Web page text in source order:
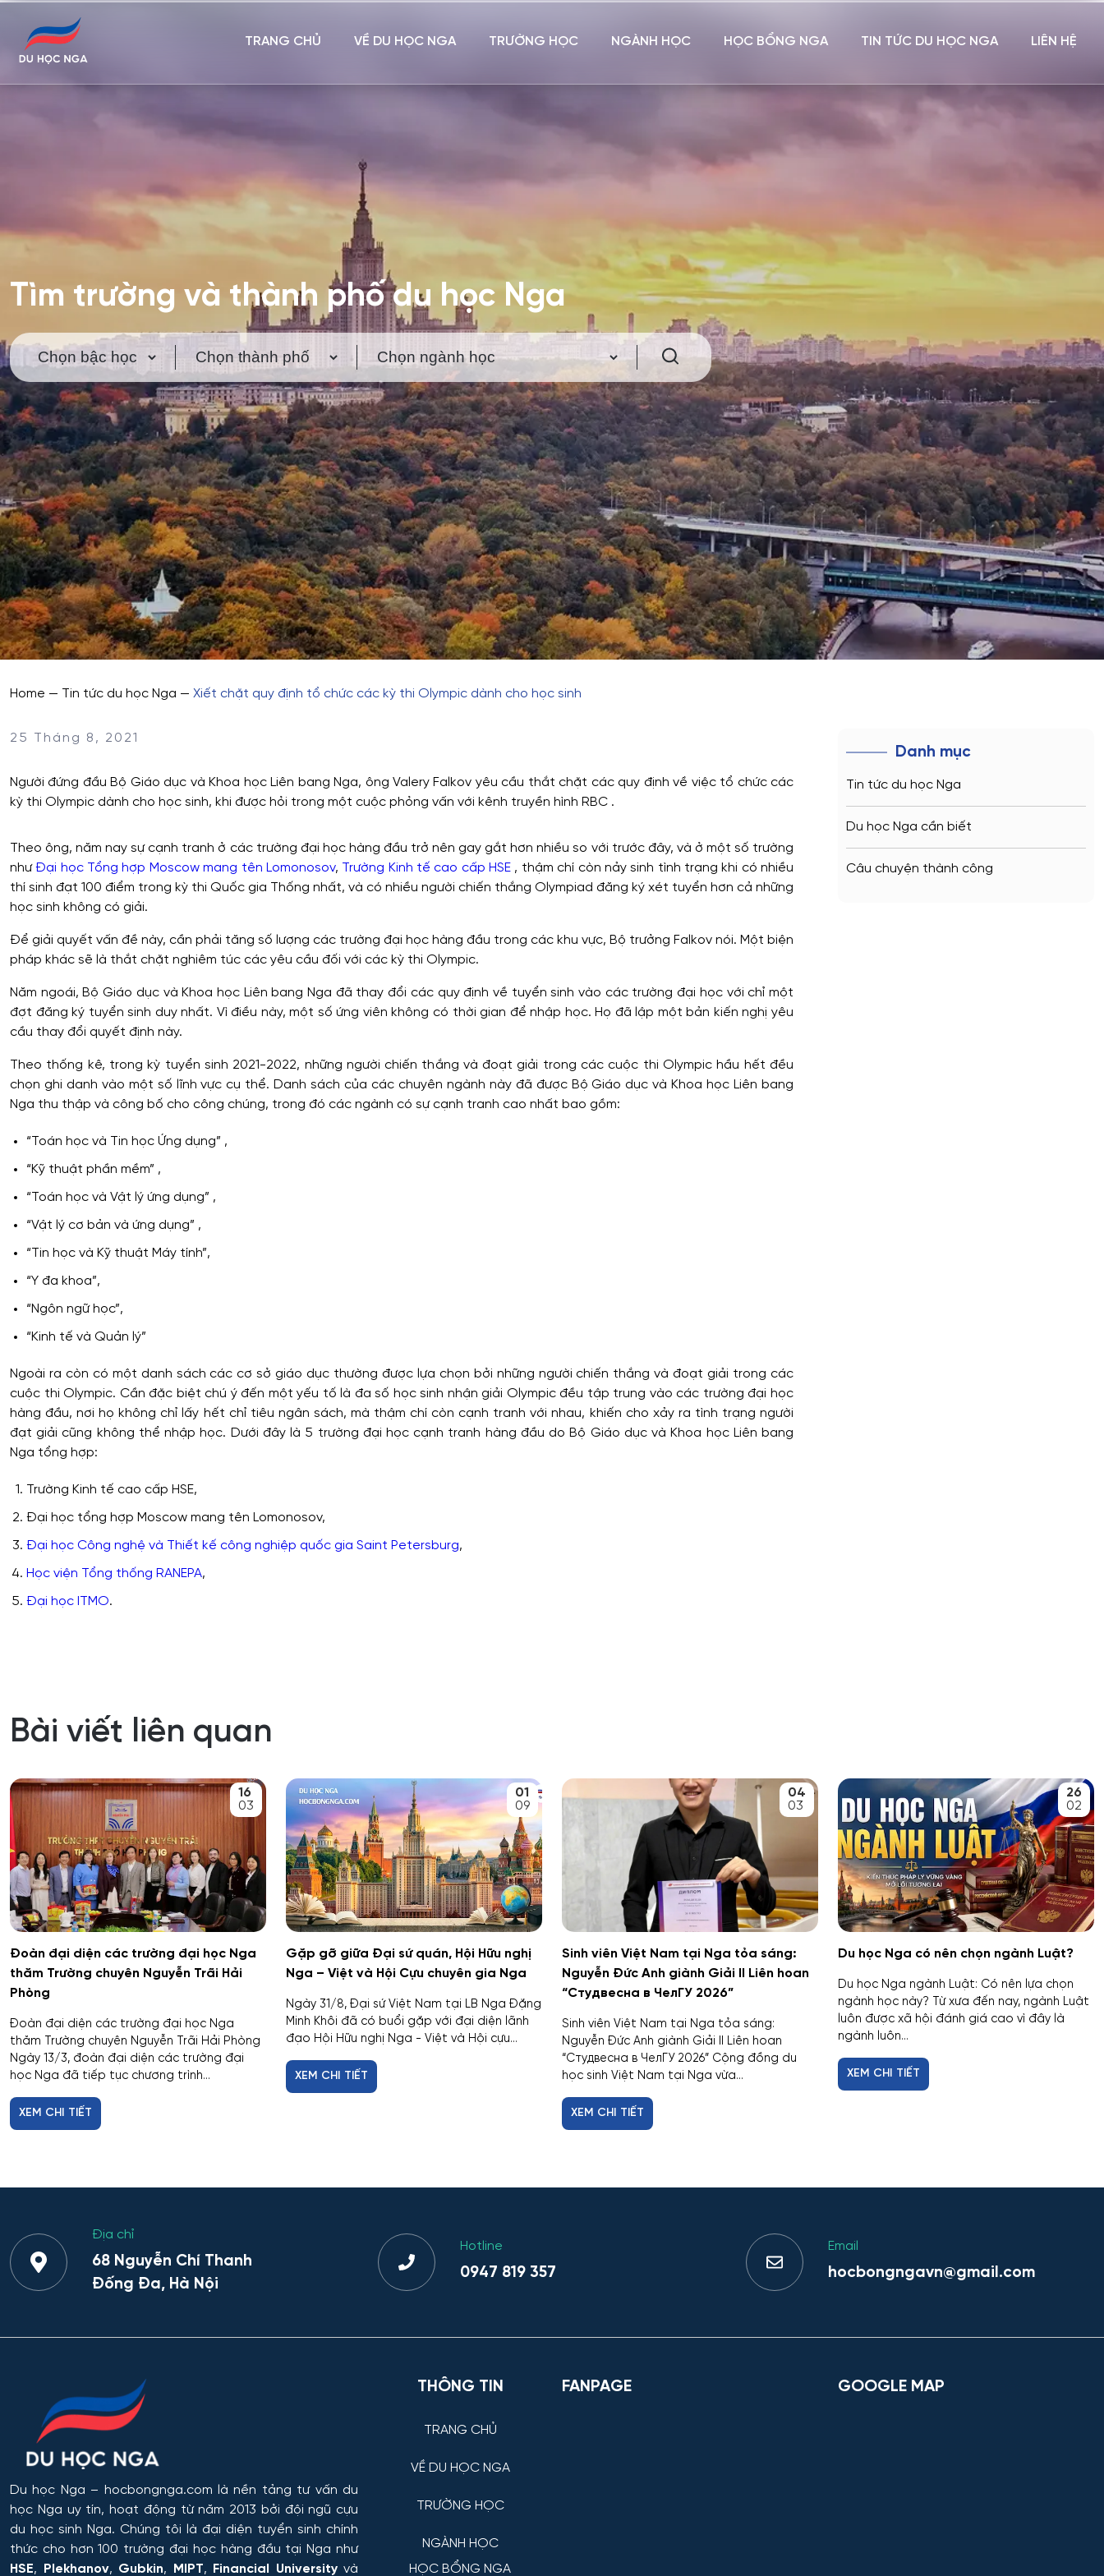
TRANG CHỦ VỀ DU HỌC NGA TRƯỜNG HỌC NGÀNH HỌC HỌC BỔNG NGA TIN TỨC DU HỌC NGA LIÊN HỆ
Tìm trường và thành phố du học Nga
Home — Tin tức du học Nga — Xiết chặt quy định tổ chức các kỳ thi Olympic dành cho học sinh
25 Tháng 8, 2021
Người đứng đầu Bộ Giáo dục và Khoa học Liên bang Nga, ông Valery Falkov yêu cầu thắt chặt các quy định về việc tổ chức các
kỳ thi Olympic dành cho học sinh, khi được hỏi trong một cuộc phỏng vấn với kênh truyền hình RBC .
Theo ông, năm nay sự cạnh tranh ở các trường đại học hàng đầu trở nên gay gắt hơn nhiều so với trước đây, và ở một số trường
nhưĐại học Tổng hợp Moscow mang tên Lomonosov, Trường Kinh tế cao cấp HSE , thậm chí còn nảy sinh tình trạng khi có nhiều
thí sinh đạt 100 điểm trong kỳ thi Quốc gia Thống nhất, và có nhiều người chiến thắng Olympiad đăng ký xét tuyển hơn cả những
học sinh không có giải.
Để giải quyết vấn đề này, cần phải tăng số lượng các trường đại học hàng đầu trong các khu vực, Bộ trưởng Falkov nói. Một biện
pháp khác sẽ là thắt chặt nghiêm túc các yêu cầu đối với các kỳ thi Olympic.
Năm ngoái, Bộ Giáo dục và Khoa học Liên bang Nga đã thay đổi các quy định về tuyển sinh vào các trường đại học với chỉ một
đợt đăng ký tuyển sinh duy nhất. Vì điều này, một số ứng viên không có thời gian để nhập học. Họ đã lập một bản kiến ​​nghị yêu
cầu thay đổi quyết định này.
Theo thống kê, trong kỳ tuyển sinh 2021-2022, những người chiến thắng và đoạt giải trong các cuộc thi Olympic hầu hết đều
chọn ghi danh vào một số lĩnh vực cụ thể. Danh sách của các chuyên ngành này đã được Bộ Giáo dục và Khoa học Liên bang
Nga thu thập và công bố cho công chúng, trong đó các ngành có sự cạnh tranh cao nhất bao gồm:
“Toán học và Tin học Ứng dụng” ,
“Kỹ thuật phần mềm” ,
“Toán học và Vật lý ứng dụng” ,
“Vật lý cơ bản và ứng dụng” ,
“Tin học và Kỹ thuật Máy tính”,
“Y đa khoa”,
“Ngôn ngữ học”,
“Kinh tế và Quản lý”
Ngoài ra còn có một danh sách các cơ sở giáo dục thường được lựa chọn bởi những người chiến thắng và đoạt giải trong các
cuộc thi Olympic. Cần đặc biệt chú ý đến một yếu tố là đa số học sinh nhận giải Olympic đều tập trung vào các trường đại học
hàng đầu, nơi họ không chỉ lấy hết chỉ tiêu ngân sách, mà thậm chí còn cạnh tranh với nhau, khiến cho xảy ra tình trạng người
đạt giải cũng không thể nhập học. Dưới đây là 5 trường đại học cạnh tranh hàng đầu do Bộ Giáo dục và Khoa học Liên bang
Nga tổng hợp:
Trường Kinh tế cao cấp HSE,
Đại học tổng hợp Moscow mang tên Lomonosov,
Đại học Công nghệ và Thiết kế công nghiệp quốc gia Saint Petersburg,
Học viện Tổng thống RANEPA,
Đại học ITMO.
Danh mục
Tin tức du học Nga
Du học Nga cần biết
Câu chuyện thành công
Bài viết liên quan
16
03
Đoàn đại diện các trường đại học Nga
thăm Trường chuyên Nguyễn Trãi Hải
Phòng
Đoàn đại diện các trường đại học Nga
thăm Trường chuyên Nguyễn Trãi Hải Phòng
Ngày 13/3, đoàn đại diện các trường đại
học Nga đã tiếp tục chương trình...
XEM CHI TIẾT
01
09
Gặp gỡ giữa Đại sứ quán, Hội Hữu nghị
Nga – Việt và Hội Cựu chuyên gia Nga
Ngày 31/8, Đại sứ Việt Nam tại LB Nga Đặng
Minh Khôi đã có buổi gặp với đại diện lãnh
đạo Hội Hữu nghị Nga - Việt và Hội cựu...
XEM CHI TIẾT
04
03
Sinh viên Việt Nam tại Nga tỏa sáng:
Nguyễn Đức Anh giành Giải II Liên hoan
“Студвесна в ЧелГУ 2026”
Sinh viên Việt Nam tại Nga tỏa sáng:
Nguyễn Đức Anh giành Giải II Liên hoan
“Студвесна в ЧелГУ 2026” Cộng đồng du
học sinh Việt Nam tại Nga vừa...
XEM CHI TIẾT
26
02
Du học Nga có nên chọn ngành Luật?
Du học Nga ngành Luật: Có nên lựa chọn
ngành học này? Từ xưa đến nay, ngành Luật
luôn được xã hội đánh giá cao vì đây là
ngành luôn...
XEM CHI TIẾT
Địa chỉ
68 Nguyễn Chí Thanh
Đống Đa, Hà Nội
Hotline
0947 819 357
Email
hocbongngavn@gmail.com
Du học Nga – hocbongnga.com là nền tảng tư vấn du
học Nga uy tín, hoạt động từ năm 2013 bởi đội ngũ cựu
du học sinh Nga. Chúng tôi là đại diện tuyển sinh chính
thức cho hơn 100 trường đại học hàng đầu tại Nga như
HSE, Plekhanov, Gubkin, MIPT, Financial Universityvà
THÔNG TIN
TRANG CHỦ
VỀ DU HỌC NGA
TRƯỜNG HỌC
NGÀNH HỌC
HỌC BỔNG NGA
FANPAGE GOOGLE MAP